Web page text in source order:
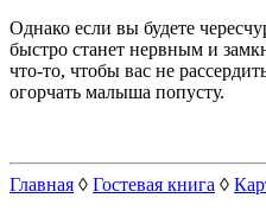
Однако если вы будете
быстро станет нервным и
что-то, чтобы вас не
огорчать малыша попусту.
Главная ◊ Гостевая книга ◊